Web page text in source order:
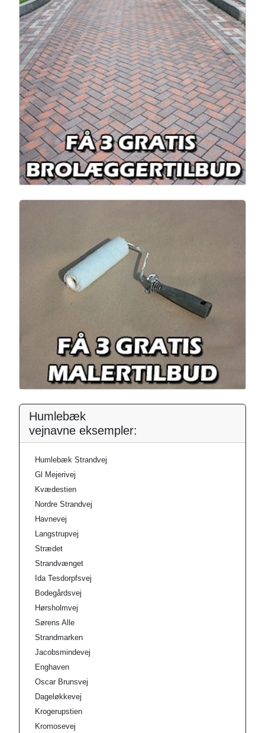
Humlebæk
vejnavne eksempler:
Humlebæk Strandvej
Gl Mejerivej
Kvædestien
Nordre Strandvej
Havnevej
Langstrupvej
Strædet
Strandvænget
Ida Tesdorpfsvej
Bodegårdsvej
Hørsholmvej
Sørens Alle
Strandmarken
Jacobsmindevej
Enghaven
Oscar Brunsvej
Dageløkkevej
Krogerupstien
Kromosevej